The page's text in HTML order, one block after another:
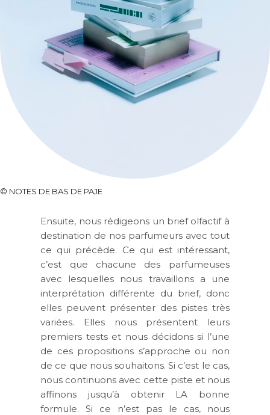
© NOTES DE BAS DE PAJE
Ensuite, nous rédigeons un brief olfactif à
destination de nos parfumeurs avec tout
ce qui précède. Ce qui est intéressant,
c’est que chacune des parfumeuses
avec lesquelles nous travaillons a une
interprétation différente du brief, donc
elles peuvent présenter des pistes très
variées. Elles nous présentent leurs
premiers tests et nous décidons si l’une
de ces propositions s’approche ou non
de ce que nous souhaitons. Si c’est le cas,
nous continuons avec cette piste et nous
affinons jusqu’à obtenir LA bonne
formule. Si ce n’est pas le cas, nous